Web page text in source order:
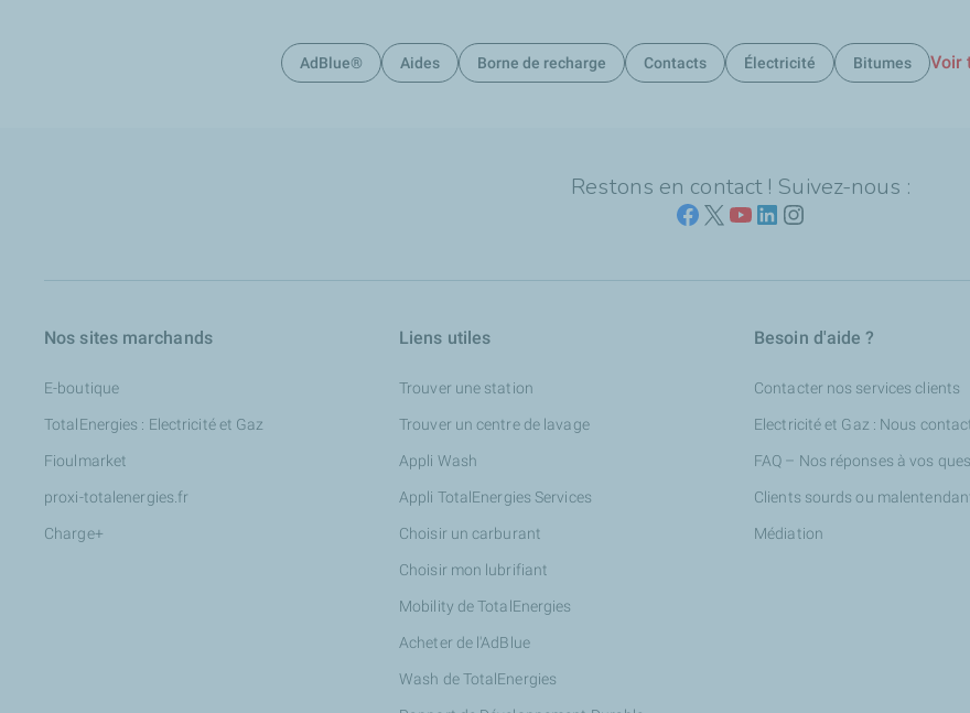
AdBlue® Aides Borne de recharge Contacts Électricité Bitumes Voir
Restons en contact ! Suivez-nous :
Nos sites marchands
E-boutique
TotalEnergies : Electricité et Gaz
Fioulmarket
proxi-totalenergies.fr
Charge+
Liens utiles
Trouver une station
Trouver un centre de lavage
Appli Wash
Appli TotalEnergies Services
Choisir un carburant
Choisir mon lubrifiant
Mobility de TotalEnergies
Acheter de l'AdBlue
Wash de TotalEnergies
Besoin d'aide ?
Contacter nos services clients
Electricité et Gaz : Nous
FAQ – Nos réponses à vos
Clients sourds ou
Médiation